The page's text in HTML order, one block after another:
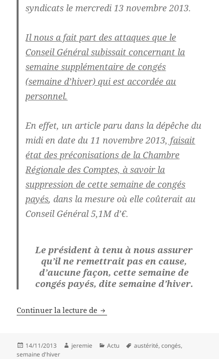
syndicats le mercredi 13 novembre 2013.
Il nous a fait part des attaques que le
Conseil Général subissait concernant la
semaine supplémentaire de congés
(semaine d’hiver) qui est accordée au
personnel.
En effet, un article paru dans la dépêche du
midi en date du 11 novembre 2013, faisait
état des préconisations de la Chambre
Régionale des Comptes, à savoir la
suppression de cette semaine de congés
payés, dans la mesure où elle coûterait au
Conseil Général 5,1M d’€.
Le président à tenu à nous assurer
qu’il ne remettrait pas en cause,
d’aucune façon, cette semaine de
congés payés, dite semaine d’hiver.
Continuer la lecture de InF.O. sur la semaine d’hiver
Publié
le
14/11/2013 Auteur
jeremie Catégories
Actu
Mots-
austérité,congés,
semaine d'hiver